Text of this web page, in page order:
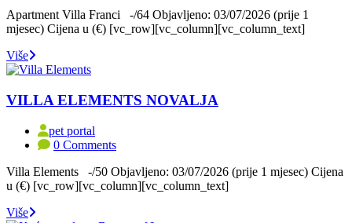
Apartment Villa Franci -/64 Objavljeno: 03/07/2026 (prije 1
mjesec) Cijena u (€) [vc_row][vc_column][vc_column_text]
Više
VILLA ELEMENTS NOVALJA
pet portal
0 Comments
Villa Elements -/50 Objavljeno: 03/07/2026 (prije 1 mjesec) Cijena
u (€) [vc_row][vc_column][vc_column_text]
Više